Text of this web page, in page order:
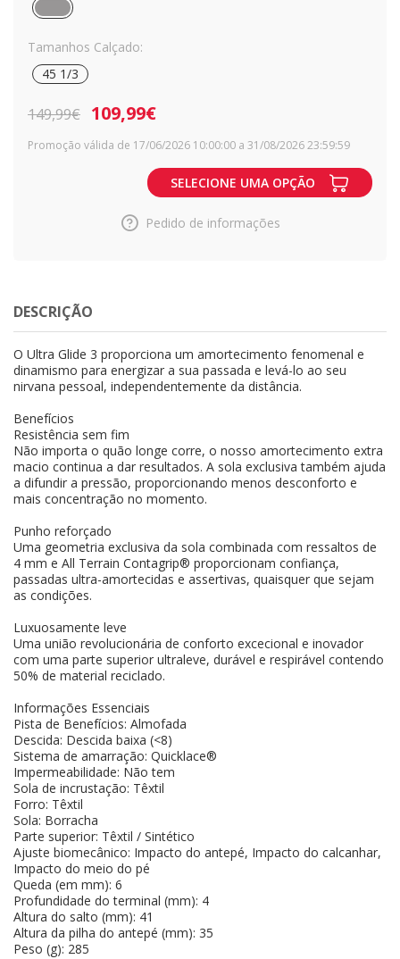
Tamanhos Calçado:
45 1/3
149,99€ 109,99€
Promoção válida de 17/06/2026 10:00:00 a 31/08/2026 23:59:59
SELECIONE UMA OPÇÃO
Pedido de informações
DESCRIÇÃO
O Ultra Glide 3 proporciona um amortecimento fenomenal e
dinamismo para energizar a sua passada e levá-lo ao seu
nirvana pessoal, independentemente da distância.
Benefícios
Resistência sem fim
Não importa o quão longe corre, o nosso amortecimento extra
macio continua a dar resultados. A sola exclusiva também ajuda
a difundir a pressão, proporcionando menos desconforto e
mais concentração no momento.
Punho reforçado
Uma geometria exclusiva da sola combinada com ressaltos de
4 mm e All Terrain Contagrip® proporcionam confiança,
passadas ultra-amortecidas e assertivas, quaisquer que sejam
as condições.
Luxuosamente leve
Uma união revolucionária de conforto excecional e inovador
com uma parte superior ultraleve, durável e respirável contendo
50% de material reciclado.
Informações Essenciais
Pista de Benefícios: Almofada
Descida: Descida baixa (<8)
Sistema de amarração: Quicklace®
Impermeabilidade: Não tem
Sola de incrustação: Têxtil
Forro: Têxtil
Sola: Borracha
Parte superior: Têxtil / Sintético
Ajuste biomecânico: Impacto do antepé, Impacto do calcanhar,
Impacto do meio do pé
Queda (em mm): 6
Profundidade do terminal (mm): 4
Altura do salto (mm): 41
Altura da pilha do antepé (mm): 35
Peso (g): 285